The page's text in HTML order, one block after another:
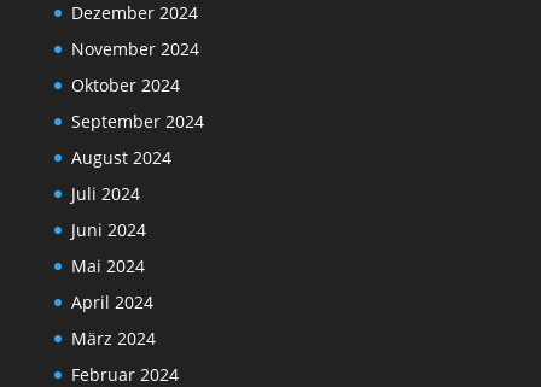
Dezember 2024
November 2024
Oktober 2024
September 2024
August 2024
Juli 2024
Juni 2024
Mai 2024
April 2024
März 2024
Februar 2024